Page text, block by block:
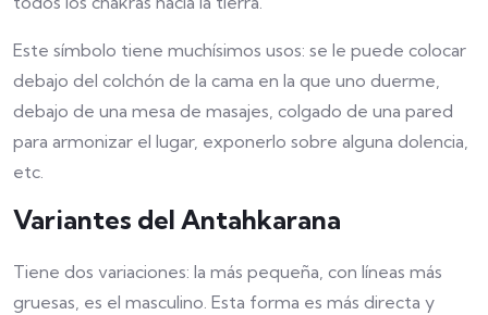
Este símbolo tiene muchísimos usos: se le puede colocar
debajo del colchón de la cama en la que uno duerme,
debajo de una mesa de masajes, colgado de una pared
para armonizar el lugar, exponerlo sobre alguna dolencia,
etc.
Variantes del Antahkarana
Tiene dos variaciones: la más pequeña, con líneas más
gruesas, es el masculino. Esta forma es más directa y